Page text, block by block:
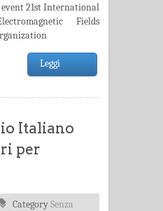
21st International
Fields
Leggi
Italiano
per
CategorySenza